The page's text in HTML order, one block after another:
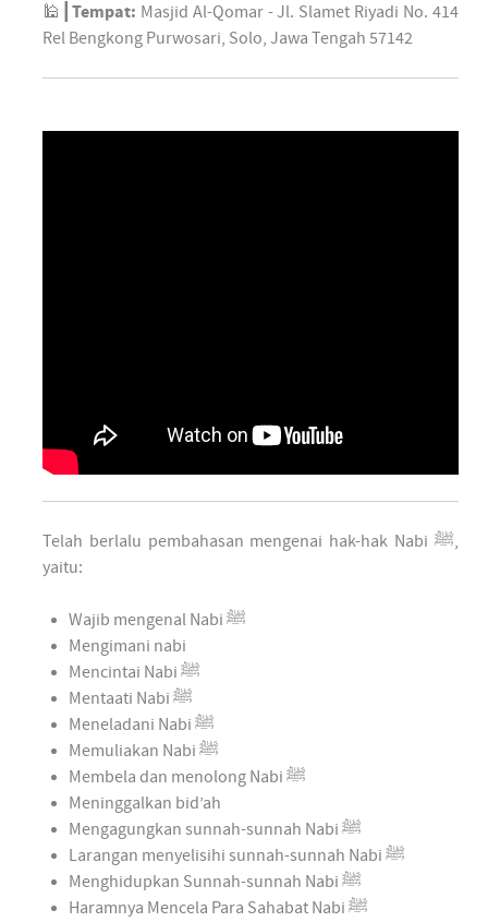
🕌┃ Tempat: Masjid Al-Qomar - Jl. Slamet Riyadi No. 414
Rel Bengkong Purwosari, Solo, Jawa Tengah 57142
Telah berlalu pembahasan mengenai hak-hak Nabi ﷺ,
yaitu:
Wajib mengenal Nabi ﷺ
Mengimani nabi
Mencintai Nabi ﷺ
Mentaati Nabi ﷺ
Meneladani Nabi ﷺ
Memuliakan Nabi ﷺ
Membela dan menolong Nabi ﷺ
Meninggalkan bid’ah
Mengagungkan sunnah-sunnah Nabi ﷺ
Larangan menyelisihi sunnah-sunnah Nabi ﷺ
Menghidupkan Sunnah-sunnah Nabi ﷺ
Haramnya Mencela Para Sahabat Nabi ﷺ